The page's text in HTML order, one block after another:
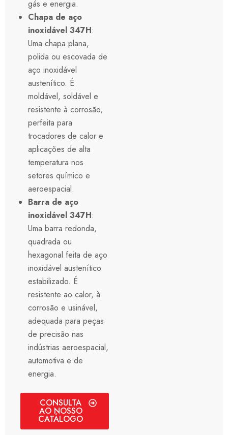
gás e energia.
Chapa de aço
inoxidável 347H:
Uma chapa plana,
polida ou escovada de
aço inoxidável
austenítico. É
moldável, soldável e
resistente à corrosão,
perfeita para
trocadores de calor e
aplicações de alta
temperatura nos
setores químico e
aeroespacial.
Barra de aço
inoxidável 347H:
Uma barra redonda,
quadrada ou
hexagonal feita de aço
inoxidável austenítico
estabilizado. É
resistente ao calor, à
corrosão e usinável,
adequada para peças
de precisão nas
indústrias aeroespacial,
automotiva e de
energia.
CONSULTA
AO NOSSO
CATÁLOGO